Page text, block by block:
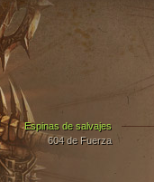
Espinas de salvajes
604 de Fuerza